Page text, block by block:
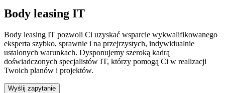
Body leasing IT
Body leasing IT pozwoli Ci uzyskać wsparcie wykwalifikowanego
eksperta szybko, sprawnie i na przejrzystych, indywidualnie
ustalonych warunkach. Dysponujemy szeroką kadrą
doświadczonych specjalistów IT, którzy pomogą Ci w realizacji
Twoich planów i projektów.
Wyślij zapytanie